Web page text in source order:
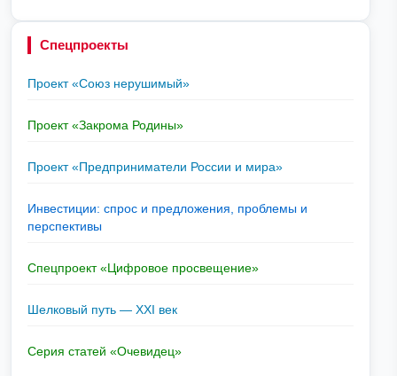
Спецпроекты
Проект «Союз нерушимый»
Проект «Закрома Родины»
Проект «Предприниматели России и мира»
Инвестиции: спрос и предложения, проблемы и
перспективы
Спецпроект «Цифровое просвещение»
Шелковый путь — XXI век
Серия статей «Очевидец»